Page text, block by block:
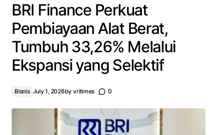
BRI Finance Perkuat
Pembiayaan Alat Berat,
Tumbuh 33,26% Melalui
Ekspansi yang Selektif
Bisnis July 1, 2026by vritimes 0